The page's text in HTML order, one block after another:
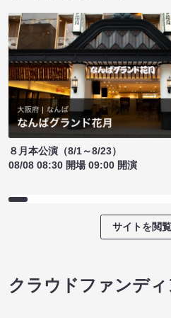
８月本公演（8/1～8/23）
08/08 08:30 開場 09:00 開演
サイトを閲
クラウドファンデ